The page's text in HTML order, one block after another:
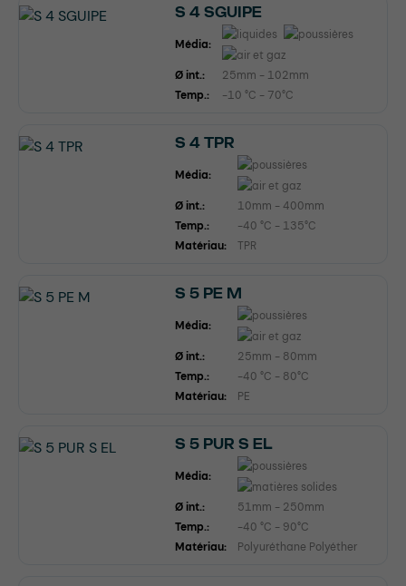
S 4 SGUIPE
Média:
Ø int.:
25mm - 102mm
Temp.:
-10 °C - 70°C
S 4 TPR
Média:
Ø int.:
10mm - 400mm
Temp.:
-40 °C - 135°C
Matériau:
TPR
S 5 PE M
Média:
Ø int.:
25mm - 80mm
Temp.:
-40 °C - 80°C
Matériau:
PE
S 5 PUR S EL
Média:
Ø int.:
51mm - 250mm
Temp.:
-40 °C - 90°C
Matériau:
Polyuréthane Polyéther